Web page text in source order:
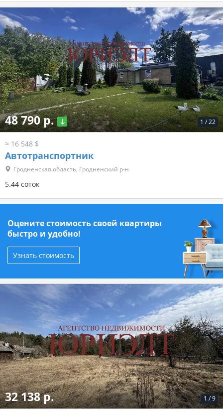
1 /22
48 790 р.
≈ 16 548 $
Автотранспортник
Гродненская область, Гродненский р-н
5.44 соток
Оцените стоимость своей квартиры
быстро и удобно!
Узнать стоимость
1 /9
32 138 р.